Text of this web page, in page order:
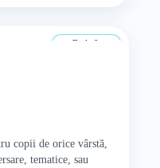
De la 0 ani
copii de orice vârstă,
tematice, sau